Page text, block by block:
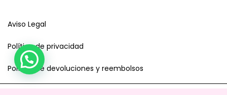
Aviso Legal
Política de privacidad
Política de devoluciones y reembolsos